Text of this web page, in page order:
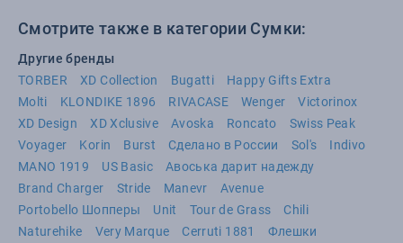
Смотрите также в категории Сумки:
Другие бренды
TORBER
XD Collection Bugatti
Happy Gifts Extra
Molti
KLONDIKE 1896 RIVACASE Wenger
Victorinox
XD Design
XD Xclusive Avoska Roncato
Swiss Peak
Voyager
Korin Burst Сделано в России Sol's
Indivo
MANO 1919
US Basic
Авоська дарит надежду
Brand Charger
Stride Manevr
Avenue
Portobello Шопперы
Unit Tour de Grass
Chili
Naturehike
Very Marque Cerruti 1881
Флешки